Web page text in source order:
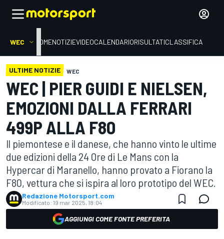
WEC HOMENOTIZIEVIDEOCALENDARIORISULTATICLASSIFICA
ULTIME NOTIZIE WEC
WEC | PIER GUIDI E NIELSEN,
EMOZIONI DALLA FERRARI
499P ALLA F80
Il piemontese e il danese, che hanno vinto le ultime
due edizioni della 24 Ore di Le Mans con la
Hypercar di Maranello, hanno provato a Fiorano la
F80, vettura che si ispira al loro prototipo del WEC.
Redazione Motorsport.com
Modificato: 19 mar 2025, 18:04
AGGIUNGI COME FONTE PREFERITA